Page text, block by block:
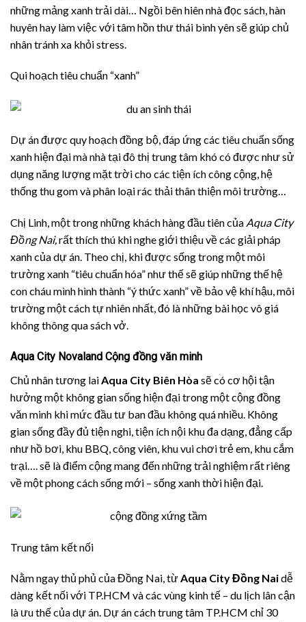
những mảng xanh trải dài… Ngồi bên hiên nhà đọc sách, hàn
huyên hay làm việc với tâm hồn thư thái bình yên sẽ giúp chủ
nhân tránh xa khỏi stress.
Qui hoạch tiêu chuẩn “xanh”
Dự án được quy hoạch đồng bộ, đáp ứng các tiêu chuẩn sống
xanh hiện đại mà nhà tại đô thị trung tâm khó có được như sử
dụng năng lượng mặt trời cho các tiện ích công cộng, hệ
thống thu gom và phân loại rác thải thân thiện môi trường…
Chị Linh, một trong những khách hàng đầu tiên của Aqua City
Đồng Nai,rất thích thú khi nghe giới thiệu về các giải pháp
xanh của dự án. Theo chị, khi được sống trong một môi
trường xanh “tiêu chuẩn hóa” như thế sẽ giúp những thế hệ
con cháu mình hình thành “ý thức xanh” về bảo vệ khí hậu, môi
trường một cách tự nhiên nhất, đó là những bài học vô giá
không thông qua sách vở.
Aqua City Novaland Cộng đồng văn minh
Chủ nhân tương lai Aqua City Biên Hòa sẽ có cơ hội tận
hưởng một không gian sống hiện đại trong một cộng đồng
văn minh khi mức đầu tư ban đầu không quá nhiều. Không
gian sống đầy đủ tiện nghi, tiện ích nội khu đa dạng, đẳng cấp
như hồ bơi, khu BBQ, công viên, khu vui chơi trẻ em, khu cắm
trại…. sẽ là điểm cộng mang đến những trải nghiệm rất riêng
về một phong cách sống mới – sống xanh thời hiện đại.
Trung tâm kết nối
Nằm ngay thủ phủ của Đồng Nai, từAqua City Đồng Naidễ
dàng kết nối với TP.HCM và các vùng kinh tế – du lịch lân cận
là ưu thế của dự án. Dự án cách trung tâm TP.HCM chỉ 30